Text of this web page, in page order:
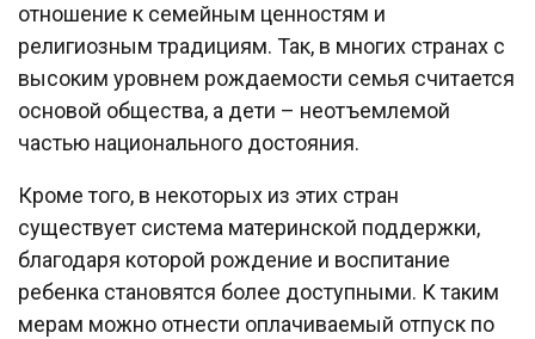
отношение к семейным ценностям и
религиозным традициям. Так, в многих странах с
высоким уровнем рождаемости семья считается
основой общества, а дети – неотъемлемой
частью национального достояния.
Кроме того, в некоторых из этих стран
существует система материнской поддержки,
благодаря которой рождение и воспитание
ребенка становятся более доступными. К таким
мерам можно отнести оплачиваемый отпуск по